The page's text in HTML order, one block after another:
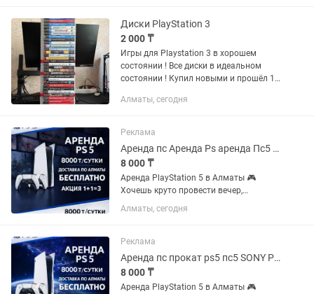
Диски PlayStation 3
2 000 ₸
Игры для Playstation 3 в хорошем
состоянии ! Все диски в идеальном
состоянии ! Купил новыми и прошёл 1
идеальном состоянии что и в магазине
Алматы, сегодня
Реклама
Аренда пс Аренда Ps аренда Пс5 аренда ps5 аренда ps 5 аренда PlayStation
8 000 ₸
Аренда PlayStation 5 в Алматы 🎮
Хочешь круто провести вечер,
устроить игровой марафон или
порадовать друзей на мероприятии?
удобно и с большим выбором игр!...
Алматы, сегодня
Реклама
Аренда пс прокат ps5 пс5 SONY PlayStation сони плейстейшн на дом
8 000 ₸
Аренда PlayStation 5 в Алматы 🎮